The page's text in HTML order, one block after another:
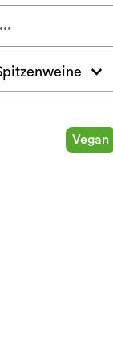
Vegan